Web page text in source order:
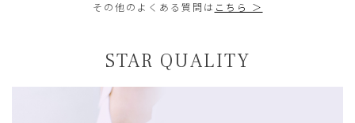
その他のよくある質問は こちら ＞
STAR QUALITY